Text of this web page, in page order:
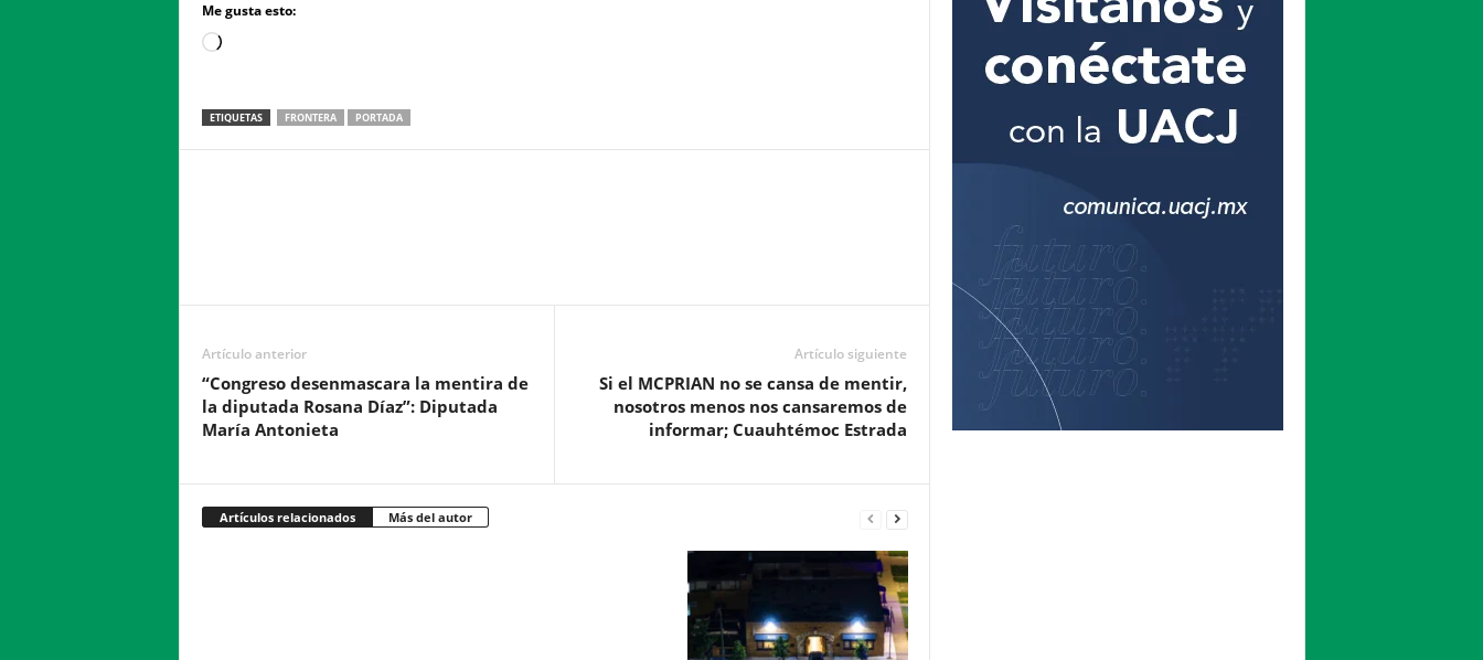
Me gusta esto:
Loading…
ETIQUETAS FRONTERA PORTADA
Artículo anterior
“Congreso desenmascara la mentira de
la diputada Rosana Díaz”: Diputada
María Antonieta
Artículo siguiente
Si el MCPRIAN no se cansa de mentir,
nosotros menos nos cansaremos de
informar; Cuauhtémoc Estrada
Artículos relacionados Más del autor